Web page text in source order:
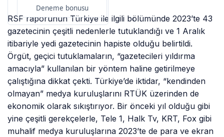
Deneme bonusu
RSF raporunun Türkiye ile ilgili bölümünde 2023’te 43
gazetecinin çeşitli nedenlerle tutuklandığı ve 1 Aralık
itibariyle yedi gazetecinin hapiste olduğu belirtildi.
Örgüt, geçici tutuklamaların, “gazetecileri yıldırma
amacıyla” kullanılan bir yöntem haline getirilmeye
çalıştığına dikkat çekti. Türkiye’de iktidar, “kendinden
olmayan” medya kuruluşlarını RTÜK üzerinden de
ekonomik olarak sıkıştırıyor. Bir önceki yıl olduğu gibi
yine çeşitli gerekçelerle, Tele 1, Halk Tv, KRT, Fox gibi
muhalif medya kuruluşlarına 2023’te de para ve ekran